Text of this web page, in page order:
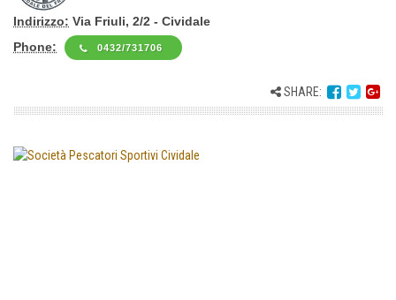
Indirizzo: Via Friuli, 2/2 - Cividale
Phone:
0432/731706
SHARE: